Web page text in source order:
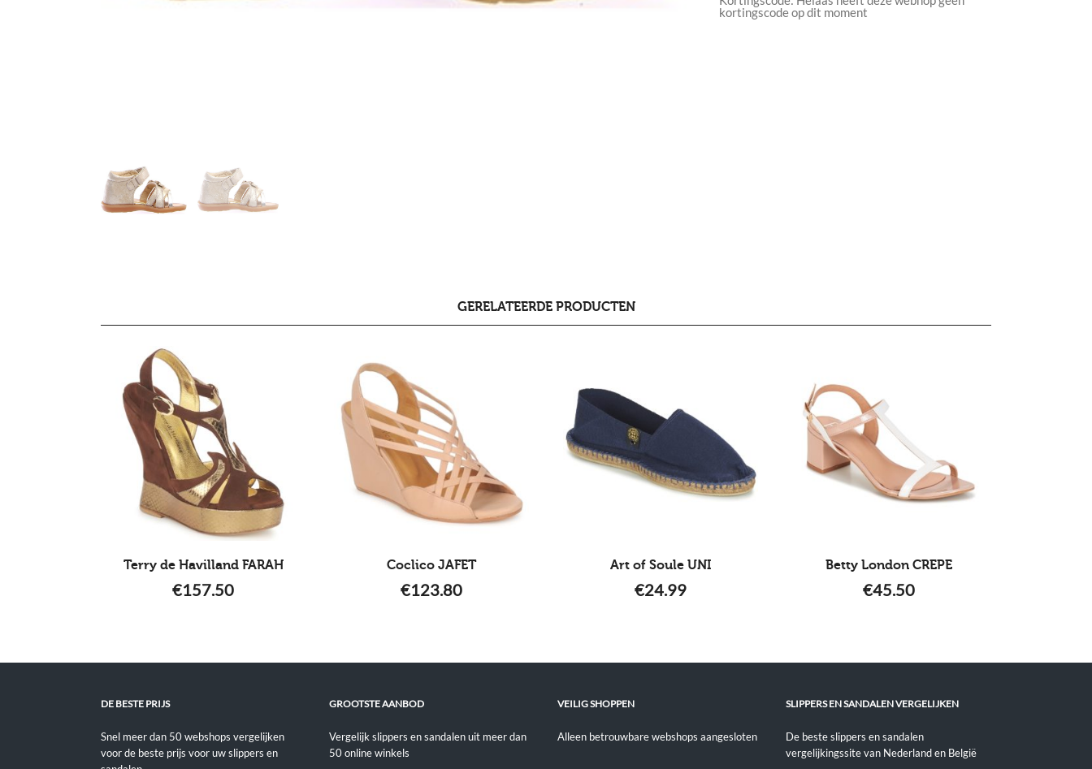
kortingscode op dit moment
GERELATEERDE PRODUCTEN
Terry de Havilland FARAH
€157.50
Coclico JAFET
€123.80
Art of Soule UNI
€24.99
Betty London CREPE
€45.50
DE BESTE PRIJS
Snel meer dan 50 webshops vergelijken
voor de beste prijs voor uw slippers en
GROOTSTE AANBOD
Vergelijk slippers en sandalen uit meer dan
50 online winkels
VEILIG SHOPPEN
Alleen betrouwbare webshops aangesloten
SLIPPERS EN SANDALEN VERGELIJKEN
De beste slippers en sandalen
vergelijkingssite van Nederland en België